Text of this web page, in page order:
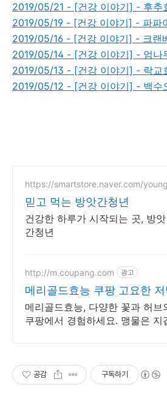
2019/05/21 - [건강 이야기] - 후추
2019/05/19 - [건강 이야기] - 파파
2019/05/16 - [건강 이야기] - 크랜
2019/05/14 - [건강 이야기] - 엄나
2019/05/13 - [건강 이야기] - 락교
2019/05/12 - [건강 이야기] - 백수
https://smartstore.naver.com/
믿고 먹는 방앗간청년
건강한 하루가 시작되는 곳, 방앗
간청년
http://m.coupang.com 광고
메리골드효능 쿠팡 고요한
메리골드효능, 다양한 꽃과 허브
쿠팡에서 경험하세요. 맹물은 지
공감 구독하기